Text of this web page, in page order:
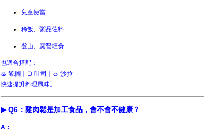
兒童便當
稀飯、粥品佐料
登山、露營輕食
也適合搭配：
🍙 飯糰｜🍞 吐司｜🥗 沙拉
快速提升料理風味。
▶ Q6：雞肉鬆是加工食品，會不會不健康？
A：